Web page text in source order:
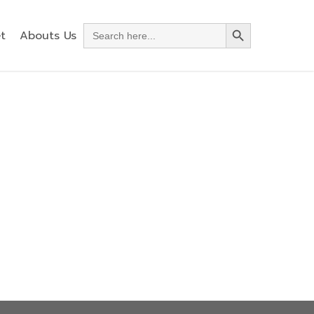
Abouts Us Search
for:
Search Button